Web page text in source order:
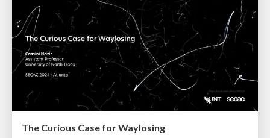
The Curious Case for Waylosing